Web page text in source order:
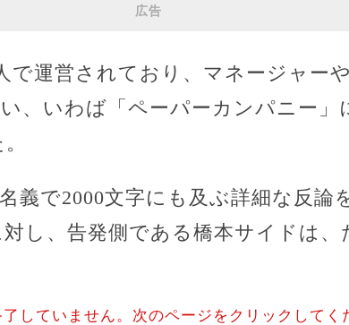
広告
で運営されており、マネージャー
、いわば「ペーパーカンパニー
義で2000文字にも及ぶ詳細な反論
し、告発側である橋本サイドは
していません。次のページをクリックしてく